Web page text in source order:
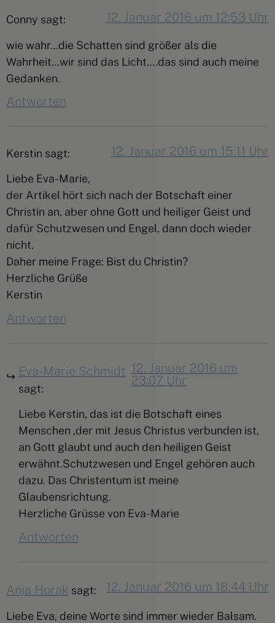
Conny sagt: 12. Januar 2016 um 12:53 Uhr
wie wahr…die Schatten sind größer als die
Wahrheit…wir sind das Licht….das sind auch meine
Gedanken.
Antworten
Kerstin sagt: 12. Januar 2016 um 15:11 Uhr
Liebe Eva-Marie,
der Artikel hört sich nach der Botschaft einer
Christin an, aber ohne Gott und heiliger Geist und
dafür Schutzwesen und Engel, dann doch wieder
nicht.
Daher meine Frage: Bist du Christin?
Herzliche Grüße
Kerstin
Antworten
Eva-Marie Schmidt
sagt:
12. Januar 2016 um
23:07 Uhr
Liebe Kerstin, das ist die Botschaft eines
Menschen ,der mit Jesus Christus verbunden ist,
an Gott glaubt und auch den heiligen Geist
erwähnt.Schutzwesen und Engel gehören auch
dazu. Das Christentum ist meine
Glaubensrichtung.
Herzliche Grüsse von Eva-Marie
Antworten
Anja Horak sagt: 12. Januar 2016 um 18:44 Uhr
Liebe Eva, deine Worte sind immer wieder Balsam.